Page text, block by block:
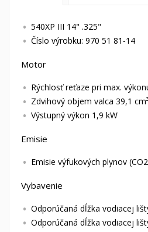
540XP III 14" .325"
Číslo výrobku: 970 51 81‑14
Motor
Rýchlosť reťaze pri max.
Zdvihový objem valca 39,1 cm³
Výstupný výkon 1,9 kW
Emisie
Emisie výfukových plynov
Vybavenie
Odporúčaná dĺžka vodiacej
Odporúčaná dĺžka vodiacej